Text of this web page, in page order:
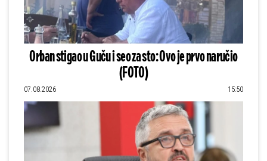
Orban stigao u Guču i seo za sto: Ovo je prvo naručio
(FOTO)
07.08.2026 15:50